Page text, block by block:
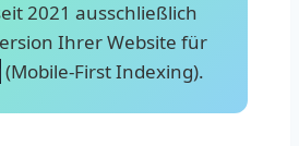
2021 ausschließlich
Ihrer Website für
(Mobile-First Indexing).